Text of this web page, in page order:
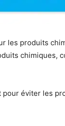
les produits
chimiques,
éviter les